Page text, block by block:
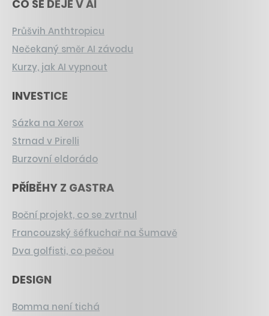
CO SE DĚJE V AI
Průšvih Anthtropicu
Nečekaný směr AI závodu
Kurzy, jak AI vypnout
INVESTICE
Sázka na Xerox
Strnad v Pirelli
Burzovní eldorádo
PŘÍBĚHY Z GASTRA
Boční projekt, co se zvrtnul
Francouzský šéfkuchař na Šumavě
Dva golfisti, co pečou
DESIGN
Bomma není tichá